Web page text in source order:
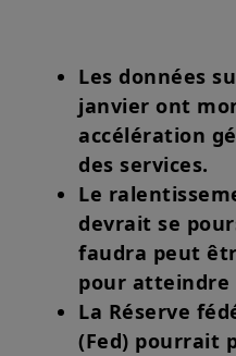
Les données
janvier ont
accélération
des services.
Le
devrait se
faudra peut
pour atteindre
La Réserve
(Fed) pourrait